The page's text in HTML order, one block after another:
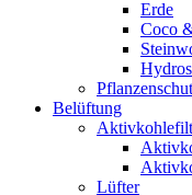
Erde
Coco
Belüftung
Lüfter